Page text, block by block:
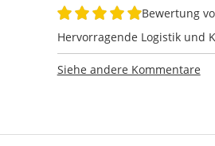
Bewertung
Hervorragende Logistik und
Siehe andere Kommentare